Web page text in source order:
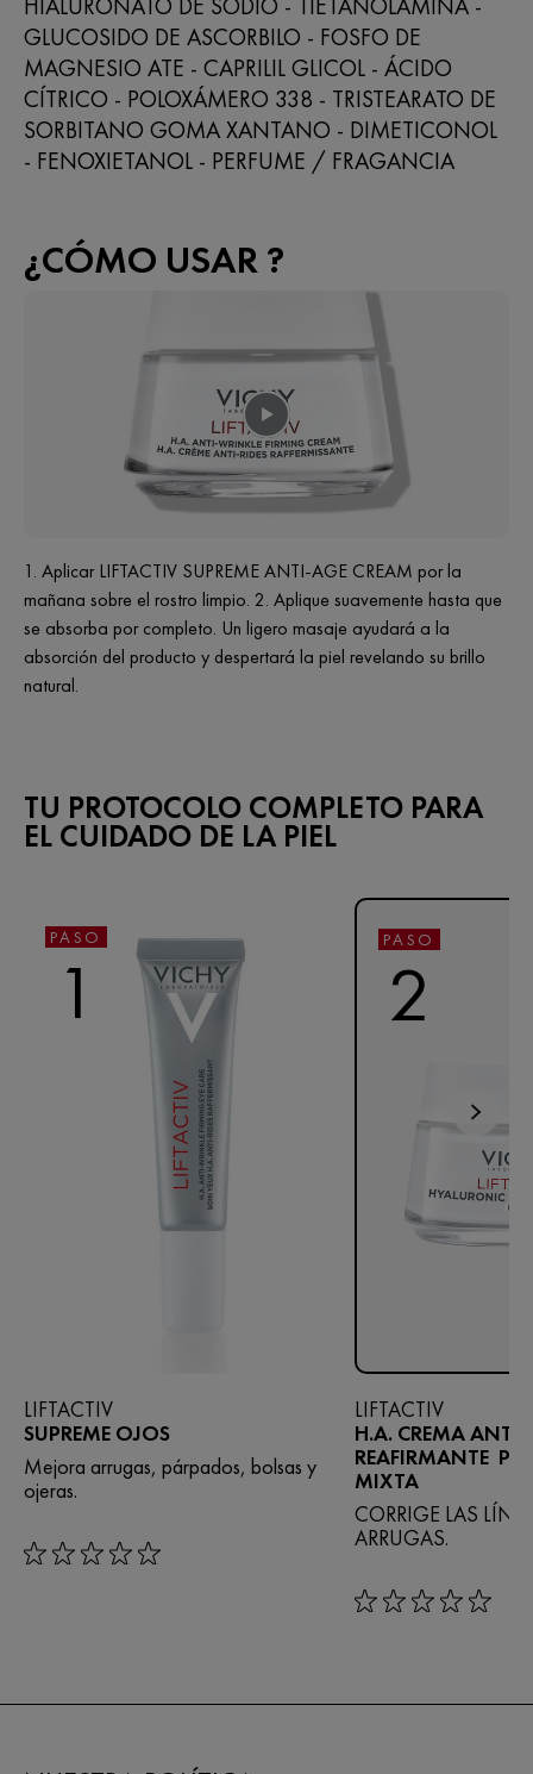
GLUCOSIDO DE ASCORBILO - FOSFO DE
MAGNESIO ATE - CAPRILIL GLICOL - ÁCIDO
CÍTRICO - POLOXÁMERO 338 - TRISTEARATO DE
SORBITANO GOMA XANTANO - DIMETICONOL
- FENOXIETANOL - PERFUME / FRAGANCIA
¿CÓMO USAR ?
1. Aplicar LIFTACTIV SUPREME ANTI-AGE CREAM por la
mañana sobre el rostro limpio. 2. Aplique suavemente hasta que
se absorba por completo. Un ligero masaje ayudará a la
absorción del producto y despertará la piel revelando su brillo
natural.
TU PROTOCOLO COMPLETO PARA
EL CUIDADO DE LA PIEL
PASO
1
LIFTACTIV
SUPREME OJOS
Mejora arrugas, párpados, bolsas y
ojeras.
rating: 0 out of 5
PASO
2
LIFTACTIV
H.A. CREMA
REAFIRMANTE
MIXTA
CORRIGE LAS
ARRUGAS.
rating: 0 out of 5